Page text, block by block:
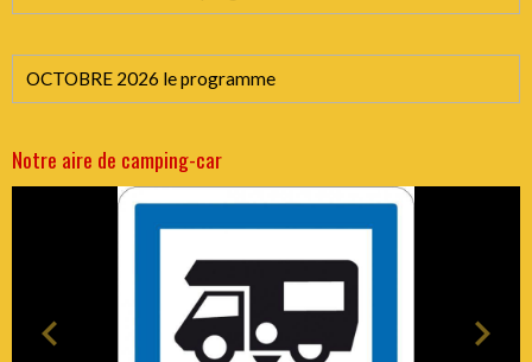
OCTOBRE 2026 le programme
Notre aire de camping-car